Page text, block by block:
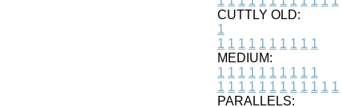
CUTTLY OLD:
1
1 1 1 1 1 1 1 1 1 1
MEDIUM:
1 1 1 1 1 1 1 1 1 1
1 1 1 1 1 1 1 1 1 1 1 1
PARALLELS: